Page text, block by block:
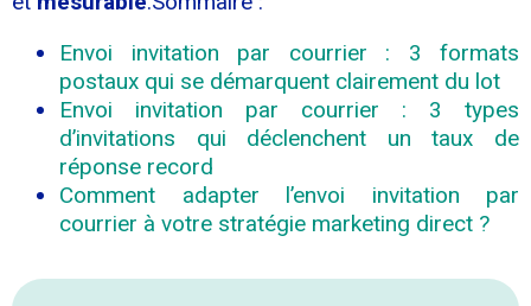
Envoi invitation par courrier : 3 formats
postaux qui se démarquent clairement du lot
Envoi invitation par courrier : 3 types
d’invitations qui déclenchent un taux de
réponse record
Comment adapter l’envoi invitation par
courrier à votre stratégie marketing direct ?